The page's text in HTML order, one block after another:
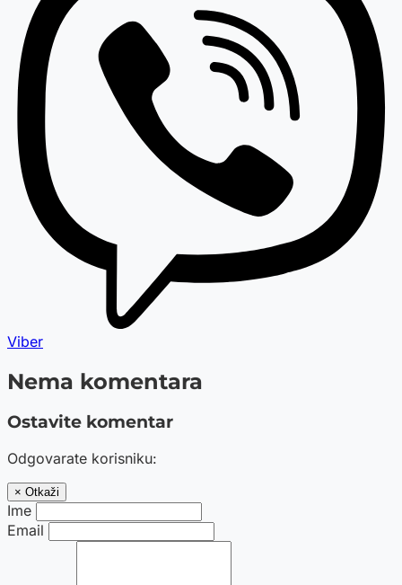
Viber
Nema komentara
Ostavite komentar
Odgovarate korisniku:
× Otkaži
Ime
Email